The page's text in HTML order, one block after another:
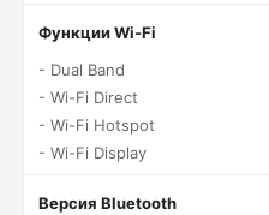
Функции Wi-Fi
- Dual Band
- Wi-Fi Direct
- Wi-Fi Hotspot
- Wi-Fi Display
Версия Bluetooth